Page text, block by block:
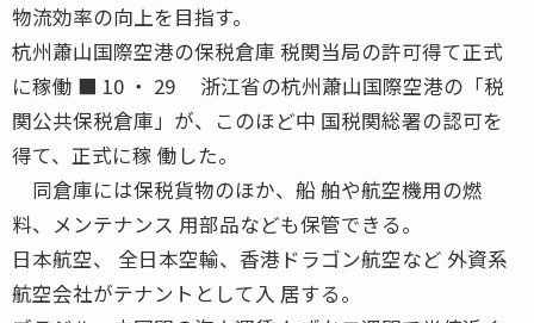
物流効率の向上を目指す。
杭州蕭山国際空港の保税倉庫 税関当局の許可得て正式
に稼働 ■ 10 ・ 29 浙江省の杭州蕭山国際空港の「税
関公共保税倉庫」が、このほど中 国税関総署の認可を
得て、正式に稼 働した。
同倉庫には保税貨物のほか、船 舶や航空機用の燃
料、メンテナンス 用部品なども保管できる。
日本航空、 全日本空輸、香港ドラゴン航空など 外資系
航空会社がテナントとして入 居する。